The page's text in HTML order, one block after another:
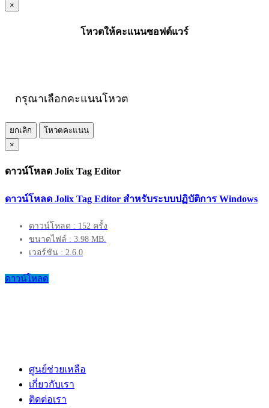
×
โหวตให้คะแนนซอฟต์แวร์
กรุณาเลือกคะแนนโหวต
ยกเลิก
โหวตคะแนน
×
ดาวน์โหลด Jolix Tag Editor
ดาวน์โหลด Jolix Tag Editor สำหรับระบบปฏิบัติการ Windows
ดาวน์โหลด : 152 ครั้ง
ขนาดไฟล์ : 3.98 MB.
เวอร์ชัน : 2.6.0
ดาวน์โหลด
ศูนย์ช่วยเหลือ
เกี่ยวกับเรา
ติดต่อเรา